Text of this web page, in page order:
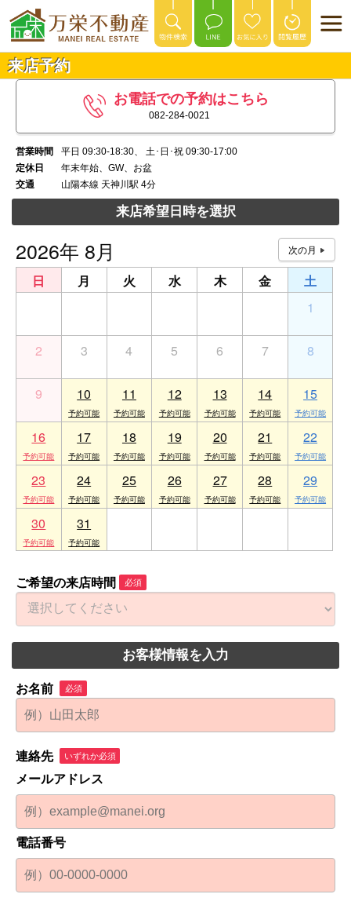
来店予約
お電話での予約はこちら
082-284-0021
営業時間
平日 09:30-18:30、 土･日･祝 09:30-17:00
定休日
年末年始、GW、お盆
交通
山陽本線 天神川駅 4分
来店希望日時を選択
2026年 8月
日 月 火 水 木 金
土
1
2 3 4 5 6 7 8
9 10 11 12 13 14 15
16 17 18 19 20 21 22
23 24 25 26 27 28 29
30 31
ご希望の来店時間 必須
お客様情報を入力
お名前 必須
連絡先 いずれか必須
メールアドレス
電話番号